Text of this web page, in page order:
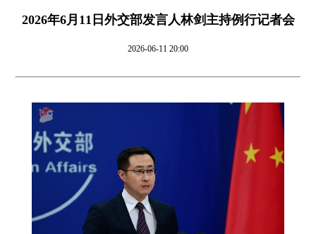
2026年6月11日外交部发言人林剑主持例行记者会
2026-06-11 20:00